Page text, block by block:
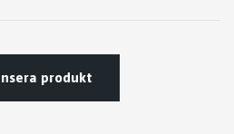
produkt